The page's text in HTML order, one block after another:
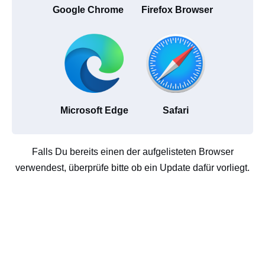
Google Chrome Firefox Browser
Microsoft Edge Safari
Falls Du bereits einen der aufgelisteten Browser
verwendest, überprüfe bitte ob ein Update dafür vorliegt.